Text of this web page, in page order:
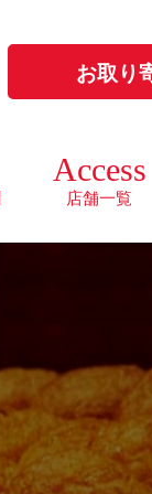
お取り
Access
店舗一覧